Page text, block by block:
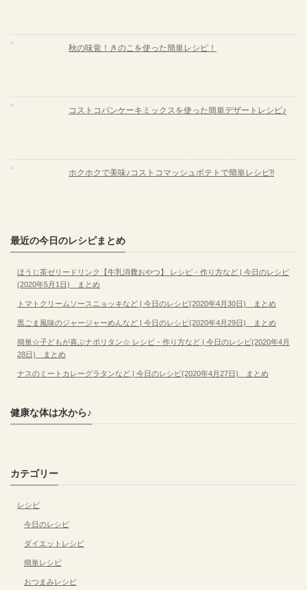
秋の味覚！きのこを使った簡単レシピ！
コストコパンケーキミックスを使った簡単デザートレシピ♪
ホクホクで美味♪コストコマッシュポテトで簡単レシピ!!
最近の今日のレシピまとめ
ほうじ茶ゼリードリンク【牛乳消費おやつ】 レシピ・作り方など | 今日のレシピ
(2020年5月1日) まとめ
トマトクリームソースニョッキなど | 今日のレシピ(2020年4月30日) まとめ
黒ごま風味のジャージャーめんなど | 今日のレシピ(2020年4月29日) まとめ
簡単☆子どもが喜ぶナポリタン☆ レシピ・作り方など | 今日のレシピ(2020年4月
28日) まとめ
ナスのミートカレーグラタンなど | 今日のレシピ(2020年4月27日) まとめ
健康な体は水から♪
カテゴリー
レシピ
今日のレシピ
ダイエットレシピ
簡単レシピ
おつまみレシピ